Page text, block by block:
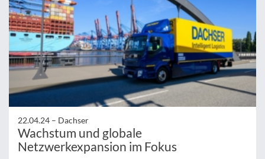
22.04.24 – Dachser
Wachstum und globale
Netzwerkexpansion im Fokus